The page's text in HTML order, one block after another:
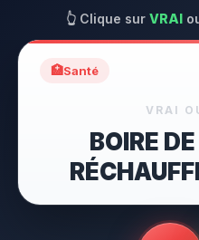
👆Clique sur VRAI
🏥Santé
VRAI
BOIRE